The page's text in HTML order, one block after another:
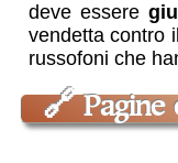
deve essere
vendetta contro
russofoni che
🔗 Pagine